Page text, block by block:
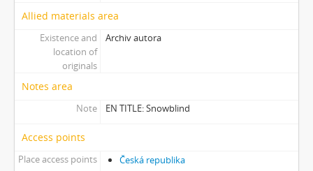
Allied materials area
Existence and
location of
originals
Archiv autora
Notes area
Note EN TITLE: Snowblind
Access points
Place access points
Česká republika